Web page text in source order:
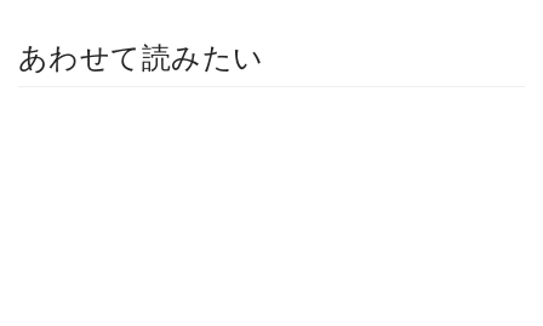
あわせて読みたい